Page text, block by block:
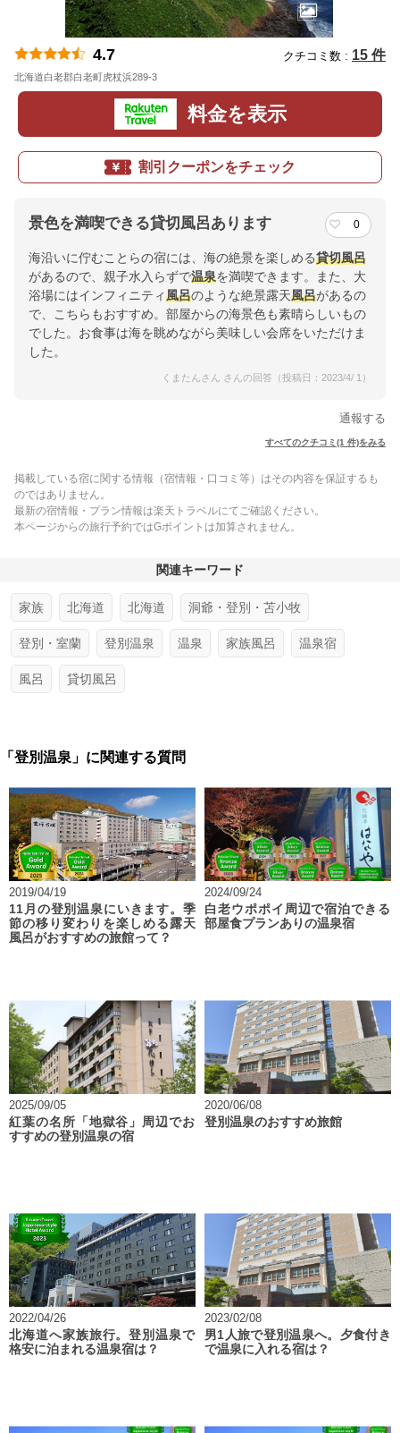
4.7 クチコミ数 : 15 件
北海道白老郡白老町虎杖浜289-3
料金を表示
割引クーポンをチェック
景色を満喫できる貸切風呂あります 0
海沿いに佇むことらの宿には、海の絶景を楽しめる貸切風呂
があるので、親子水入らずで温泉を満喫できます。また、大
浴場にはインフィニティ風呂のような絶景露天風呂があるの
で、こちらもおすすめ。部屋からの海景色も素晴らしいもの
でした。お食事は海を眺めながら美味しい会席をいただけま
した。
くまたんさん さんの回答（投稿日：2023/4/ 1）
通報する
すべてのクチコミ(1 件)をみる
掲載している宿に関する情報（宿情報・口コミ等）はその内容を保証するも
のではありません。
最新の宿情報・プラン情報は楽天トラベルにてご確認ください。
本ページからの旅行予約ではGポイントは加算されません。
関連キーワード
家族 北海道 北海道 洞爺・登別・苫小牧
登別・室蘭 登別温泉 温泉 家族風呂 温泉宿
風呂 貸切風呂
「登別温泉」に関連する質問
2019/04/19
11月の登別温泉にいきます。季
節の移り変わりを楽しめる露天
風呂がおすすめの旅館って？
2024/09/24
白老ウポポイ周辺で宿泊できる
部屋食プランありの温泉宿
2025/09/05
紅葉の名所「地獄谷」周辺でお
すすめの登別温泉の宿
2020/06/08
登別温泉のおすすめ旅館
2022/04/26
北海道へ家族旅行。登別温泉で
格安に泊まれる温泉宿は？
2023/02/08
男1人旅で登別温泉へ。夕食付き
で温泉に入れる宿は？